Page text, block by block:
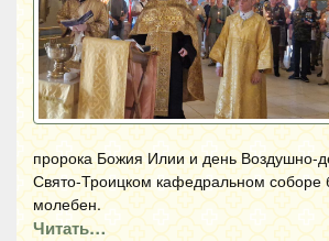
пророка Божия Илии и день Воздушно-
Свято-Троицком кафедральном соборе
молебен.
Читать…